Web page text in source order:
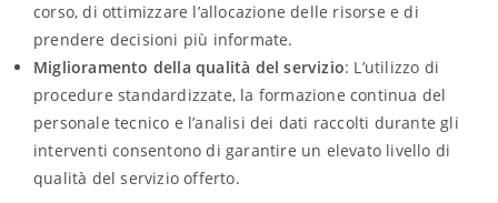
corso, di ottimizzare l’allocazione delle risorse e di
prendere decisioni più informate.
Miglioramento della qualità del servizio: L’utilizzo di
procedure standardizzate, la formazione continua del
personale tecnico e l’analisi dei dati raccolti durante gli
interventi consentono di garantire un elevato livello di
qualità del servizio offerto.